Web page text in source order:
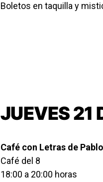
Boletos en taquilla y
JUEVES 21
Café con Letras de
Café del 8
18:00 a 20:00 horas